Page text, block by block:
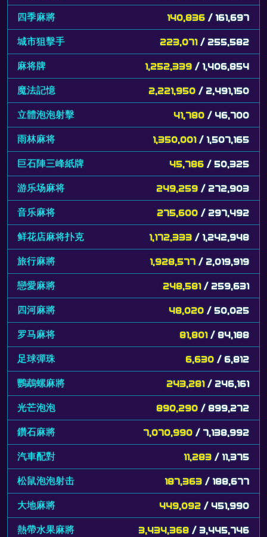
四季麻將 140,836 / 161,697
城市狙擊手 223,071 / 255,582
麻将牌 1,252,339 / 1,406,854
魔法記憶 2,221,950 / 2,491,150
立體泡泡射擊 41,780 / 46,700
雨林麻将 1,350,001 / 1,507,165
巨石陣三峰紙牌 45,786 / 50,325
游乐场麻将 249,259 / 272,903
音乐麻将 275,600 / 297,492
鲜花店麻将扑克 1,172,333 / 1,242,948
旅行麻將 1,928,577 / 2,019,919
戀愛麻將 248,581 / 259,631
四河麻將 48,020 / 50,025
罗马麻将 81,801 / 84,188
足球彈珠 6,630 / 6,812
鸚鵡螺麻將 243,281 / 246,161
光芒泡泡 890,290 / 899,272
鑽石麻將 7,070,990 / 7,138,992
汽車配對 11,283 / 11,375
松鼠泡泡射击 187,363 / 188,677
大地麻將 449,092 / 451,990
熱帶水果麻將 3,434,368 / 3,445,746